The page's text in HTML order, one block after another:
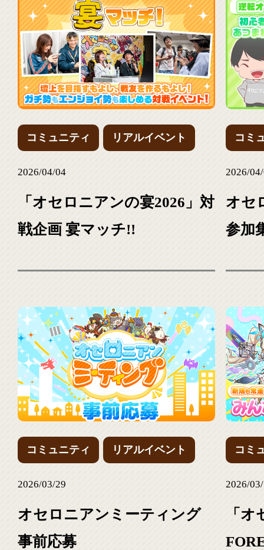
コミュニティ リアルイベント
2026/04/04
「オセロニアンの宴2026」対
戦企画 宴マッチ!!
コミ
2026/
オセ
参加
コミュニティ リアルイベント
2026/03/29
オセロニアンミーティング
事前応募
コミ
2026/
「